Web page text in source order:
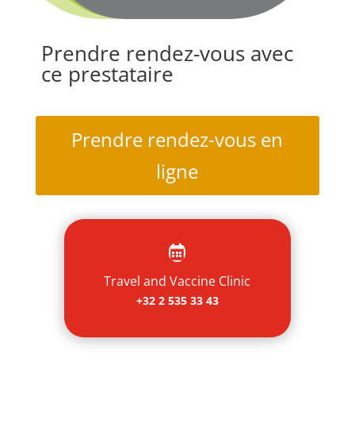
Prendre rendez-vous avec
ce prestataire
Prendre rendez-vous en
ligne

Travel and Vaccine Clinic
+32 2 535 33 43